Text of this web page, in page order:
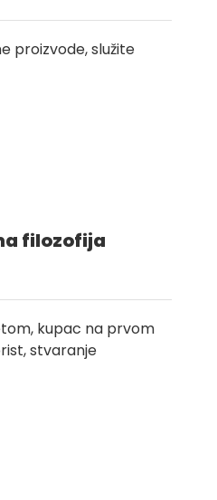
proizvode, služite
filozofija
kupac na prvom
stvaranje